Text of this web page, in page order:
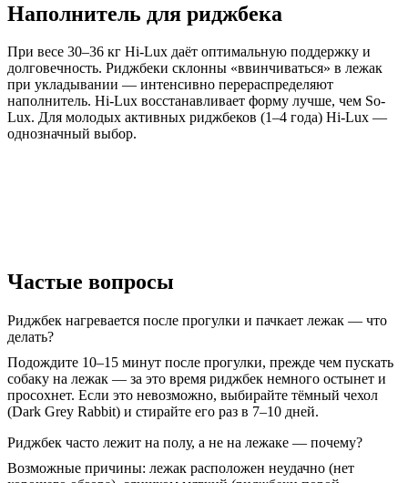
Наполнитель для риджбека
При весе 30–36 кг Hi-Lux даёт оптимальную поддержку и
долговечность. Риджбеки склонны «ввинчиваться» в лежак
при укладывании — интенсивно перераспределяют
наполнитель. Hi-Lux восстанавливает форму лучше, чем So-
Lux. Для молодых активных риджбеков (1–4 года) Hi-Lux —
однозначный выбор.
Частые вопросы
Риджбек нагревается после прогулки и пачкает лежак — что
делать?
Подождите 10–15 минут после прогулки, прежде чем пускать
собаку на лежак — за это время риджбек немного остынет и
просохнет. Если это невозможно, выбирайте тёмный чехол
(Dark Grey Rabbit) и стирайте его раз в 7–10 дней.
Риджбек часто лежит на полу, а не на лежаке — почему?
Возможные причины: лежак расположен неудачно (нет